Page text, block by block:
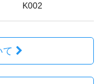
K002
て